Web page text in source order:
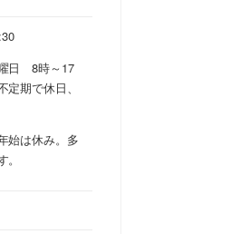
日 8時～17
期で休日、
始は休み。多